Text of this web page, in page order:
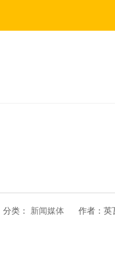
分类： 新闻媒体 作者： 英